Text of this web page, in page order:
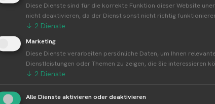
findest
und
Diese Dienste sind für die korrekte Funktion dieser Website
nicht deaktivieren, da der Dienst sonst nicht richtig
↓ 2 Dienste
Marketing
Diese Dienste verarbeiten persönliche Daten, um Ihnen
Dienstleistungen oder Themen zu zeigen, die Sie interessieren
↓ 2 Dienste
Alle Dienste aktivieren oder deaktivieren